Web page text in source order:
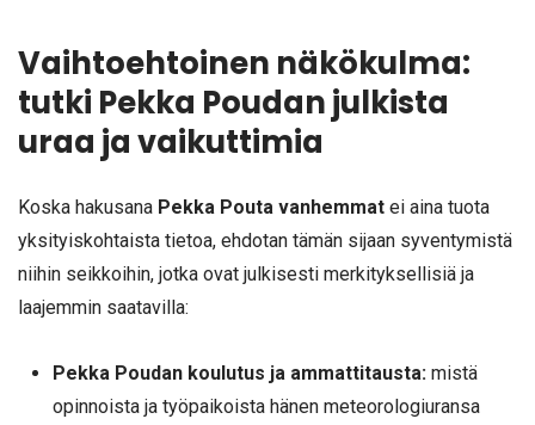
Vaihtoehtoinen näkökulma:
tutki Pekka Poudan julkista
uraa ja vaikuttimia
Koska hakusana Pekka Pouta vanhemmat ei aina tuota
yksityiskohtaista tietoa, ehdotan tämän sijaan syventymistä
niihin seikkoihin, jotka ovat julkisesti merkityksellisiä ja
laajemmin saatavilla:
Pekka Poudan koulutus ja ammattitausta:mistä
opinnoista ja työpaikoista hänen meteorologiuransa